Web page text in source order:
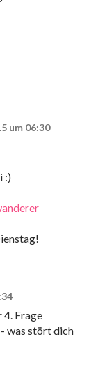
um 06:30
:)
4. Frage
was stört dich